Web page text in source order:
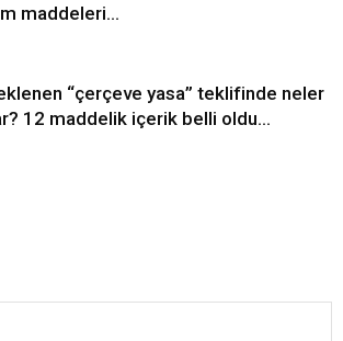
maddeleri…
“çerçeve yasa” teklifinde neler
12 maddelik içerik belli oldu…